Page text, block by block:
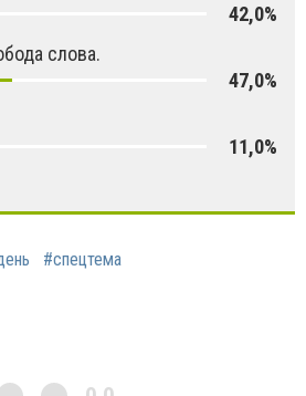
42,0%
слова.
47,0%
11,0%
#спецтема